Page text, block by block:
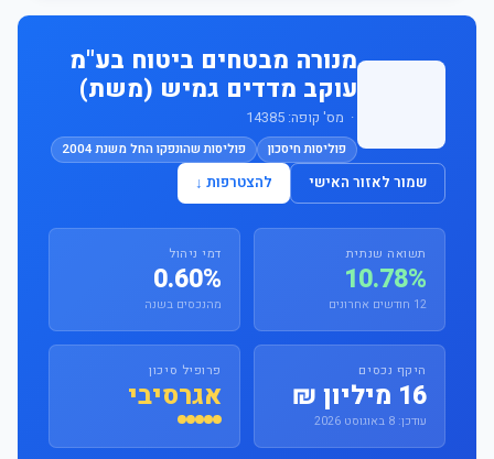
מנורה מבטחים ביטוח בע"מ
עוקב מדדים גמיש (משת)
· מס' קופה: 14385
פוליסות חיסכון פוליסות שהונפקו החל משנת 2004
שמור לאזור האישי להצטרפות ↓
תשואה שנתית
10.78%
12 חודשים אחרונים
דמי ניהול
0.60%
מהנכסים בשנה
היקף נכסים
16 מיליון ₪
עודכן: 8 באוגוסט 2026
פרופיל סיכון
אגרסיבי